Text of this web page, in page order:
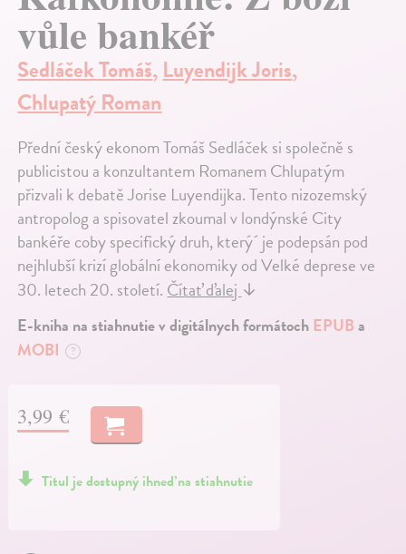
vůle bankéř
Sedláček Tomáš,Luyendijk Joris,
Chlupatý Roman
Přední český ekonom Tomáš Sedláček si společně s
publicistou a konzultantem Romanem Chlupatým
přizvali k debatě Jorise Luyendijka. Tento nizozemský
antropolog a spisovatel zkoumal v londýnské City
bankéře coby specifický druh, který´ je podepsán pod
nejhlubší krizí globální ekonomiky od Velké deprese ve
30. letech 20. století. Čítať ďalej ↓
E-kniha na stiahnutie v digitálnych formátochEPUBa
MOBI
?
3,99 €
Titul je dostupný ihneď na stiahnutie